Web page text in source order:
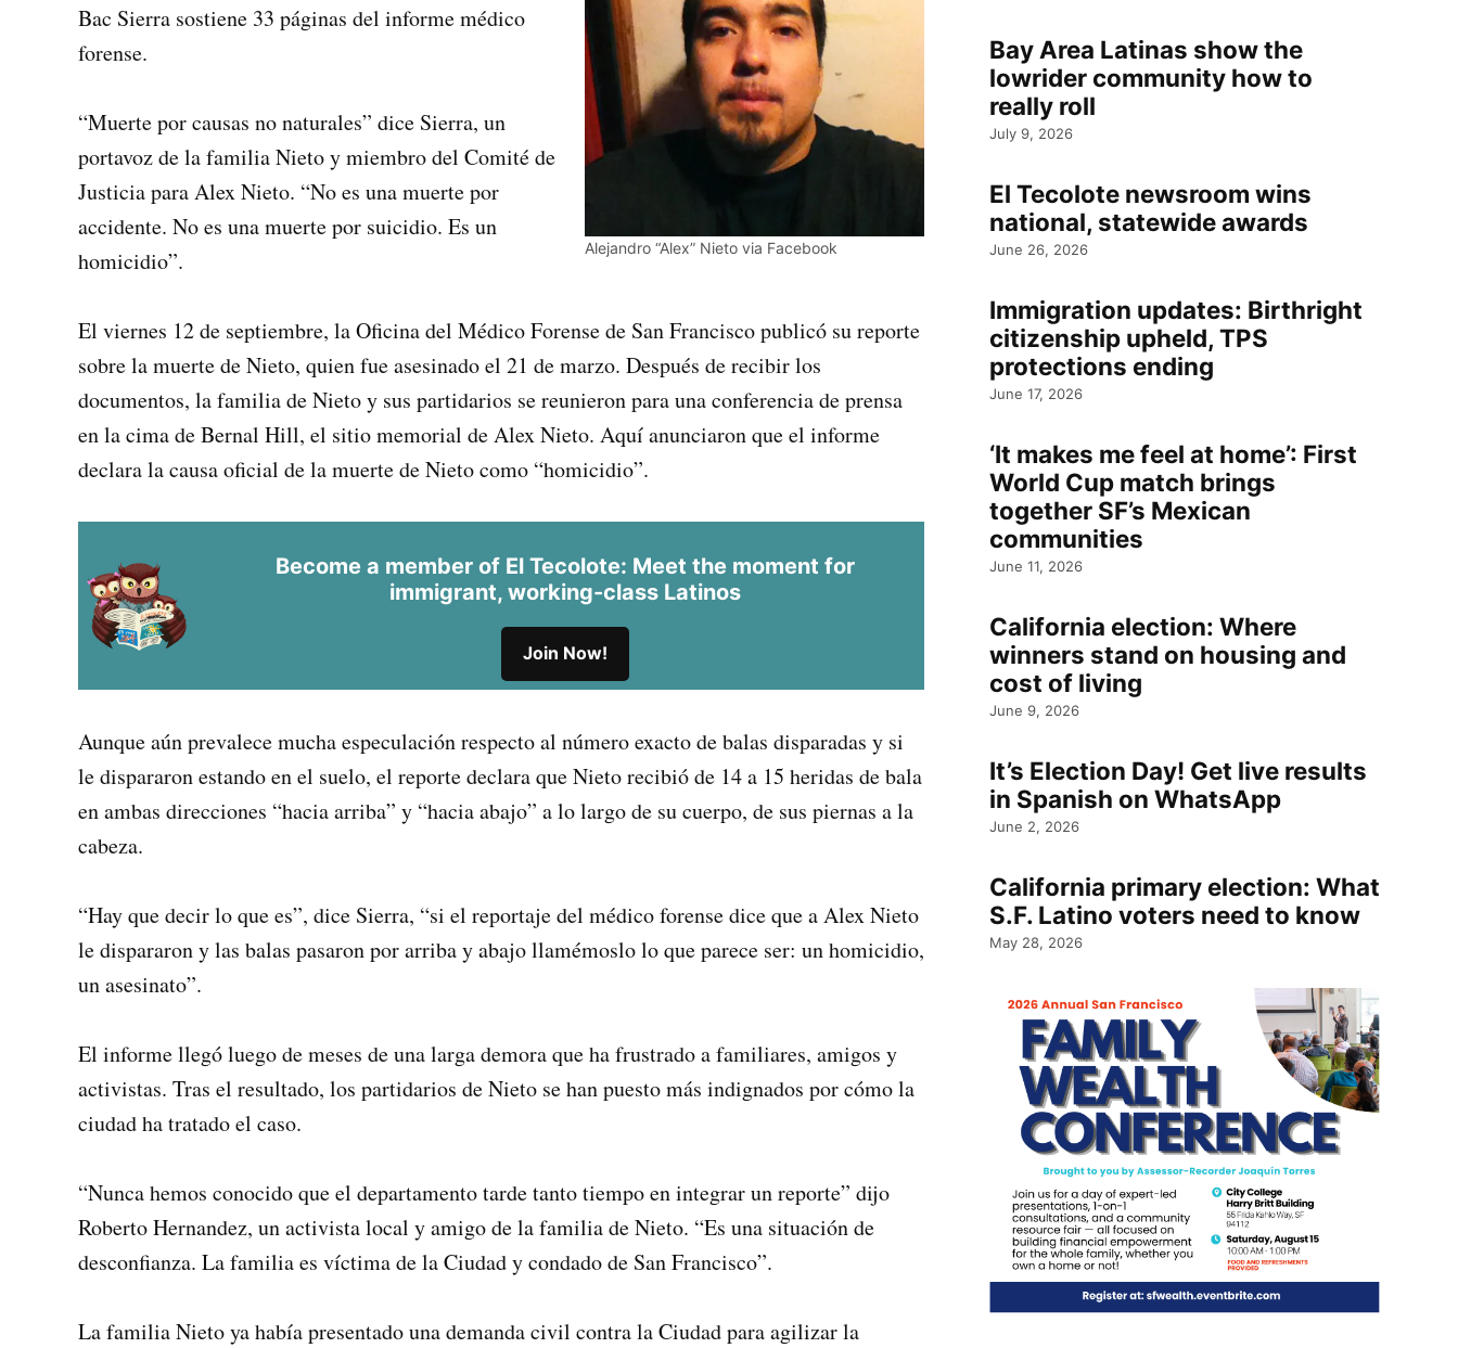
Alejandro “Alex” Nieto via Facebook
Bac Sierra sostiene 33 páginas del informe médico
forense.
“Muerte por causas no naturales” dice Sierra, un
portavoz de la familia Nieto y miembro del Comité de
Justicia para Alex Nieto. “No es una muerte por
accidente. No es una muerte por suicidio. Es un
homicidio”.
El viernes 12 de septiembre, la Oficina del Médico Forense de San Francisco publicó su reporte
sobre la muerte de Nieto, quien fue asesinado el 21 de marzo. Después de recibir los
documentos, la familia de Nieto y sus partidarios se reunieron para una conferencia de prensa
en la cima de Bernal Hill, el sitio memorial de Alex Nieto. Aquí anunciaron que el informe
declara la causa oficial de la muerte de Nieto como “homicidio”.
Become a member of El Tecolote: Meet the moment for
immigrant, working-class Latinos
Join Now!
Aunque aún prevalece mucha especulación respecto al número exacto de balas disparadas y si
le dispararon estando en el suelo, el reporte declara que Nieto recibió de 14 a 15 heridas de bala
en ambas direcciones “hacia arriba” y “hacia abajo” a lo largo de su cuerpo, de sus piernas a la
cabeza.
“Hay que decir lo que es”, dice Sierra, “si el reportaje del médico forense dice que a Alex Nieto
le dispararon y las balas pasaron por arriba y abajo llamémoslo lo que parece ser: un homicidio,
un asesinato”.
El informe llegó luego de meses de una larga demora que ha frustrado a familiares, amigos y
activistas. Tras el resultado, los partidarios de Nieto se han puesto más indignados por cómo la
ciudad ha tratado el caso.
“Nunca hemos conocido que el departamento tarde tanto tiempo en integrar un reporte” dijo
Roberto Hernandez, un activista local y amigo de la familia de Nieto. “Es una situación de
desconfianza. La familia es víctima de la Ciudad y condado de San Francisco”.
La familia Nieto ya había presentado una demanda civil contra la Ciudad para agilizar la
Bay Area Latinas show the
lowrider community how to
really roll
July 9, 2026
El Tecolote newsroom wins
national, statewide awards
June 26, 2026
Immigration updates: Birthright
citizenship upheld, TPS
protections ending
June 17, 2026
‘It makes me feel at home’: First
World Cup match brings
together SF’s Mexican
communities
June 11, 2026
California election: Where
winners stand on housing and
cost of living
June 9, 2026
It’s Election Day! Get live results
in Spanish on WhatsApp
June 2, 2026
California primary election: What
S.F. Latino voters need to know
May 28, 2026